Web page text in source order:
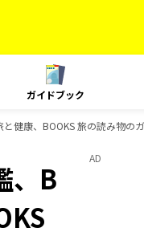
ガイドブック
健康、BOOKS 旅の読み物の
、B
AD